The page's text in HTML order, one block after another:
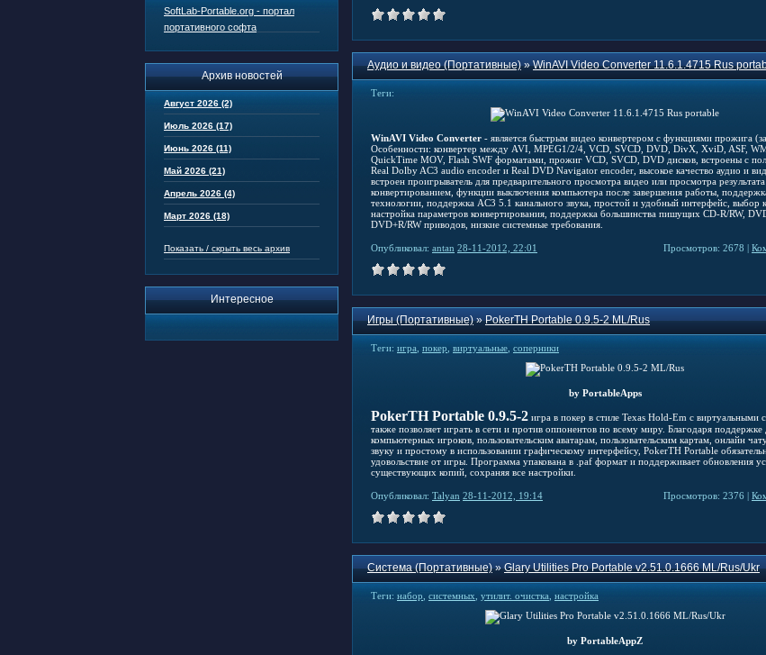
SoftLab-Portable.org - портал
портативного софта
Архив новостей
Август 2026 (2)
Июль 2026 (17)
Июнь 2026 (11)
Май 2026 (21)
Апрель 2026 (4)
Март 2026 (18)
Показать / скрыть весь архив
Интересное
Аудио и видео (Портативные)»WinAVI Video Converter 11.6.1.4715 Rus
Теги:
WinAVI Video Converter - является быстрым видео конвертером с функциями прожига
Особенности: конвертер между AVI, MPEG1/2/4, VCD, SVCD, DVD, DivX, XviD, ASF,
QuickTime MOV, Flash SWF форматами, прожиг VCD, SVCD, DVD дисков, встроены с
Real Dolby AC3 audio encoder и Real DVD Navigator encoder, высокое качество аудио и
встроен проигрыватель для предварительного просмотра видео или просмотра
конвертированием, функции выключения компьютера после завершения работы,
технологии, поддержка AC3 5.1 канального звука, простой и удобный интерфейс, выбор
настройка параметров конвертирования, поддержка большинства пишущих CD-R/RW,
DVD+R/RW приводов, низкие системные требования.
Опубликовал: antan 28-11-2012, 22:01 Просмотров: 2678 |
Игры (Портативные)»PokerTH Portable 0.9.5-2 ML/Rus
Теги: игра покер виртуальные соперники
by PortableApps
PokerTH Portable 0.9.5-2 игра в покер в стиле Texas Hold-Em с виртуальными
также позволяет играть в сети и против оппонентов по всему миру. Благодаря
компьютерных игроков, пользовательским аватарам, пользовательским картам, онлайн
звуку и простому в использовании графическому интерфейсу, PokerTH Portable
удовольствие от игры. Программа упакована в .paf формат и поддерживает обновления
существующих копий, сохраняя все настройки.
Опубликовал: Talyan 28-11-2012, 19:14 Просмотров: 2376 |
Система (Портативные)»Glary Utilities Pro Portable v2.51.0.1666 ML/Rus/Ukr
Теги: набор системных утилит. очистка настройка
by PortableAppZ